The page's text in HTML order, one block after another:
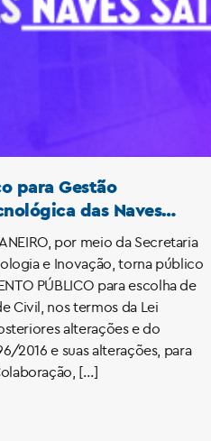
para Gestão
das Naves
por meio da Secretaria
e Inovação, torna público
PÚBLICO para escolha de
Civil, nos termos da Lei
alterações e do
2016 e suas alterações, para
[…]